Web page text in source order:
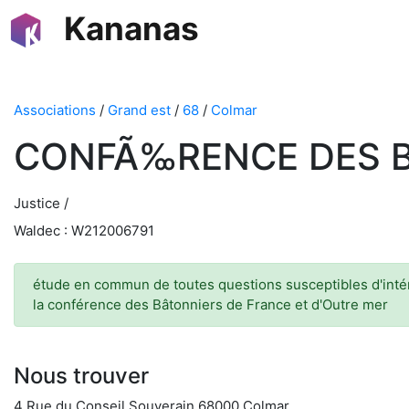
Kananas
Associations / Grand est / 68 / Colmar
CONFÃ‰RENCE DES
Justice /
Waldec : W212006791
étude en commun de toutes questions susceptibles
la conférence des Bâtonniers de France et d'Outre mer
Nous trouver